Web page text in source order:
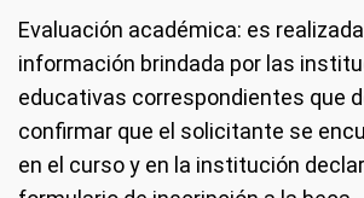
Evaluación académica: es
información brindada por las
educativas correspondientes que
confirmar que el solicitante se
en el curso y en la institución